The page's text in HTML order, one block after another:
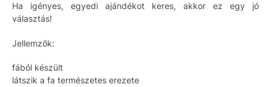
Ha igényes, egyedi ajándékot keres, akkor ez egy jó
választás!
Jellemzők:
fából készült
látszik a fa természetes erezete